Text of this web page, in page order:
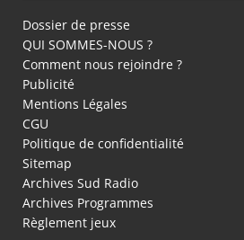
Dossier de presse
QUI SOMMES-NOUS ?
Comment nous rejoindre ?
Publicité
Mentions Légales
CGU
Politique de confidentialité
Sitemap
Archives Sud Radio
Archives Programmes
Règlement jeux